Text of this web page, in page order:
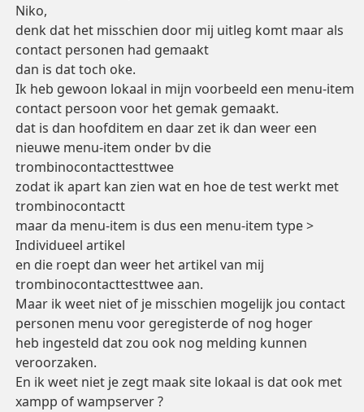
Niko,
denk dat het misschien door mij uitleg komt maar als
contact personen had gemaakt
dan is dat toch oke.
Ik heb gewoon lokaal in mijn voorbeeld een menu-item
contact persoon voor het gemak gemaakt.
dat is dan hoofditem en daar zet ik dan weer een
nieuwe menu-item onder bv die
trombinocontacttesttwee
zodat ik apart kan zien wat en hoe de test werkt met
trombinocontactt
maar da menu-item is dus een menu-item type >
Individueel artikel
en die roept dan weer het artikel van mij
trombinocontacttesttwee aan.
Maar ik weet niet of je misschien mogelijk jou contact
personen menu voor geregisterde of nog hoger
heb ingesteld dat zou ook nog melding kunnen
veroorzaken.
En ik weet niet je zegt maak site lokaal is dat ook met
xampp of wampserver ?